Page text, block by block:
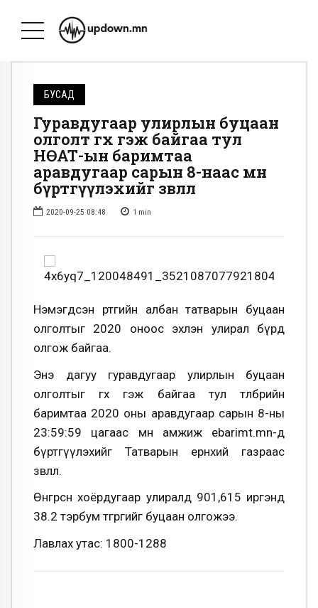
БУСАД
Гуравдугаар улирлын буцаан
олголт өгөх гэж байгаа тул
НӨАТ-ын баримтаа
аравдугаар сарын 8-наас өмнө
бүртгүүлэхийг зөвлөлөө
2020-09-25 08:48 1 min
Нэмэгдсэн өртгийн албан татварын буцаан
олголтыг 2020 оноос эхлэн улирал бүрд
олгож байгаа.
Энэ дагуу гуравдугаар улирлын буцаан
олголтыг өгөх гэж байгаа тул төлбөрийн
баримтаа 2020 оны аравдугаар сарын 8-ны
23:59:59 цагаас өмнө амжиж ebarimt.mn-д
бүртгүүлэхийг Татварын ерөнхий газраас
зөвлөлөө.
Өнгөрсөн хоёрдугаар улиралд 901,615 иргэнд
38.2 тэрбум төгрөгийг буцаан олгожээ.
Лавлах утас: 1800-1288